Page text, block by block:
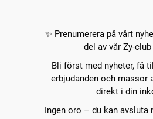
✨ Prenumerera på vårt
del av vår Zy-
Bli först med nyheter, få
erbjudanden och massor
direkt i din
Ingen oro – du kan avsluta